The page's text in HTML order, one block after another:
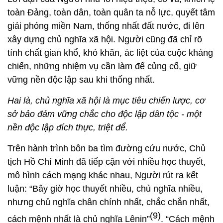
toàn Đảng, toàn dân, toàn quân ta nỗ lực, quyết tâm
giải phóng miền Nam, thống nhất đất nước, đi lên
xây dựng chủ nghĩa xã hội. Người cũng đã chỉ rõ
tính chất gian khổ, khó khăn, ác liệt của cuộc kháng
chiến, những nhiệm vụ cần làm để củng cố, giữ
vững nền độc lập sau khi thống nhất.
Hai là, chủ nghĩa xã hội là mục tiêu chiến lược, cơ
sở bảo đảm vững chắc cho độc lập dân tộc - một
nền độc lập đích thực, triệt để.
Trên hành trình bôn ba tìm đường cứu nước, Chủ
tịch Hồ Chí Minh đã tiếp cận với nhiều học thuyết,
mô hình cách mạng khác nhau, Người rút ra kết
luận: “Bây giờ học thuyết nhiều, chủ nghĩa nhiều,
nhưng chủ nghĩa chân chính nhất, chắc chắn nhất,
cách mệnh nhất là chủ nghĩa Lênin”(9). “Cách mệnh